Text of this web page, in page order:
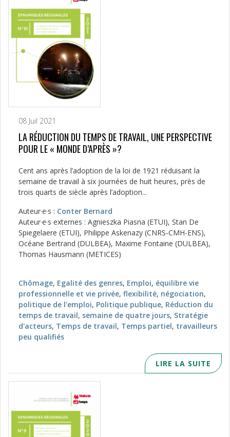
08 Juil 2021
LA RÉDUCTION DU TEMPS DE TRAVAIL, UNE PERSPECTIVE
POUR LE « MONDE D’APRÈS »?
Cent ans après l’adoption de la loi de 1921 réduisant la
semaine de travail à six journées de huit heures, près de
trois quarts de siècle après l’adoption...
Auteur·e·s : Conter Bernard
Auteur·e·s externes : Agnieszka Piasna (ETUI), Stan De
Spiegelaere (ETUI), Philippe Askenazy (CNRS-CMH-ENS),
Océane Bertrand (DULBEA), Maxime Fontaine (DULBEA),
Thomas Hausmann (METICES)
Chômage, Egalité des genres, Emploi, équilibre vie
professionnelle et vie privée, flexibilité, négociation,
politique de l'emploi, Politique publique, Réduction du
temps de travail, semaine de quatre jours, Stratégie
d'acteurs, Temps de travail, Temps partiel, travailleurs
peu qualifiés
LIRE LA SUITE